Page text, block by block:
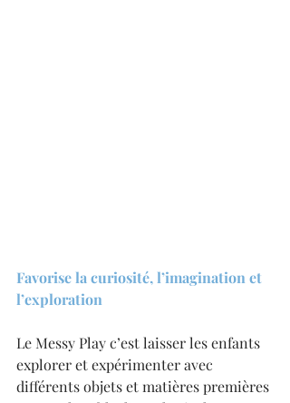
Favorise la curiosité, l’imagination et
l’exploration
Le Messy Play c’est laisser les enfants
explorer et expérimenter avec
différents objets et matières premières